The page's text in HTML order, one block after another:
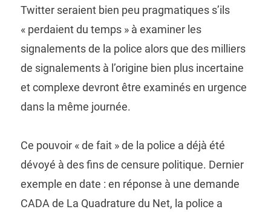
Twitter seraient bien peu pragmatiques s’ils
« perdaient du temps » à examiner les
signalements de la police alors que des milliers
de signalements à l’origine bien plus incertaine
et complexe devront être examinés en urgence
dans la même journée.
Ce pouvoir « de fait » de la police a déjà été
dévoyé à des fins de censure politique. Dernier
exemple en date : en réponse à une demande
CADA de La Quadrature du Net, la police a